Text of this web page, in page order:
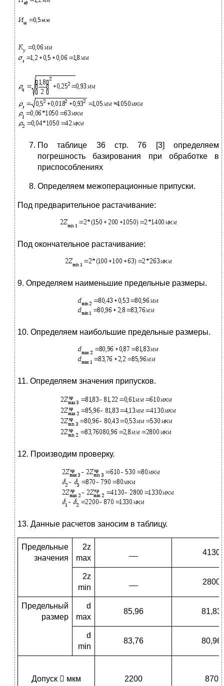
По таблице 36 стр. 76 [3] определяем
погрешность базирования при обработке в
приспособлениях
Определяем межоперационные припуски.
Под предварительное растачивание:
Под окончательное растачивание:
9. Определяем наименьшие предельные размеры.
10. Определяем наибольшие предельные размеры.
11. Определяем значения припусков.
12. Производим проверку.
13. Данные расчетов заносим в таблицу.
Предельные
значения
2z
max
4130
2z
min
2800
Предельный
размер
d
max
85,96 81,83
d
min
83,76 80,96
Допуск  мкм 2200 870